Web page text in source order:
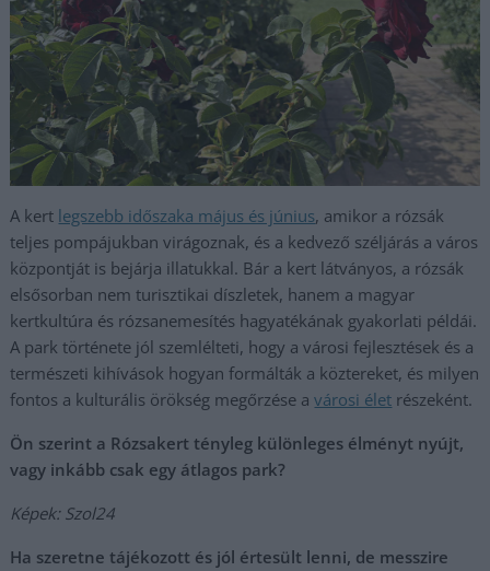
A kert legszebb időszaka május és június, amikor a rózsák
teljes pompájukban virágoznak, és a kedvező széljárás a város
központját is bejárja illatukkal. Bár a kert látványos, a rózsák
elsősorban nem turisztikai díszletek, hanem a magyar
kertkultúra és rózsanemesítés hagyatékának gyakorlati példái.
A park története jól szemlélteti, hogy a városi fejlesztések és a
természeti kihívások hogyan formálták a köztereket, és milyen
fontos a kulturális örökség megőrzése avárosi élet részeként.
Ön szerint a Rózsakert tényleg különleges élményt nyújt,
vagy inkább csak egy átlagos park?
Képek: Szol24
Ha szeretne tájékozott és jól értesült lenni, de messzire